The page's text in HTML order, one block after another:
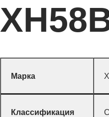
Марка
Классификация